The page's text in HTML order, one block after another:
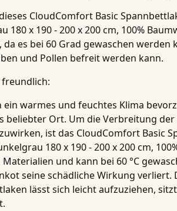
CloudComfort Basic
180 x 190 - 200 x 200 cm, 100%
, da es bei 60 Grad gewaschen werden
und Pollen befreit werden kann.
ein warmes und feuchtes Klima
beliebter Ort. Um die Verbreitung
ist das CloudComfort Basic
180 x 190 - 200 x 200 cm,
und kann bei 60 °C
seine schädliche Wirkung verliert.
lässt sich leicht aufzuziehen,